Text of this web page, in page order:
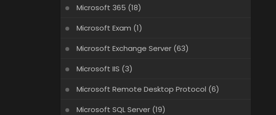
Microsoft 365 (18)
Microsoft Exam (1)
Microsoft Exchange Server(63)
Microsoft IIS (3)
Microsoft Remote Desktop Protocol (6)
Microsoft SQL Server(19)